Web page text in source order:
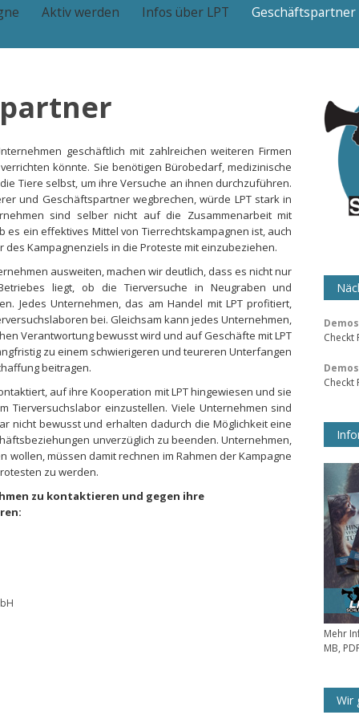
Aktiv werden Infos über LPT Geschäftspartner
geschäftlich mit zahlreichen weiteren Firmen
könnte. Sie benötigen Bürobedarf, medizinische
Tiere selbst, um ihre Versuche an ihnen durchzuführen.
und Geschäftspartner wegbrechen, würde LPT stark in
sind selber nicht auf die Zusammenarbeit mit
ein effektives Mittel von Tierrechtskampagnen ist, auch
Kampagnenziels in die Proteste mit einzubeziehen.
ausweiten, machen wir deutlich, dass es nicht nur
liegt, ob die Tierversuche in Neugraben und
Jedes Unternehmen, das am Handel mit LPT profitiert,
bei. Gleichsam kann jedes Unternehmen,
Verantwortung bewusst wird und auf Geschäfte mit LPT
zu einem schwierigeren und teureren Unterfangen
beitragen.
auf ihre Kooperation mit LPT hingewiesen und sie
Tierversuchslabor einzustellen. Viele Unternehmen sind
nicht bewusst und erhalten dadurch die Möglichkeit eine
unverzüglich zu beenden. Unternehmen,
wollen, müssen damit rechnen im Rahmen der Kampagne
zu werden.
zu kontaktieren und gegen ihre
Checkt
Checkt
Mehr
MB,
Wir